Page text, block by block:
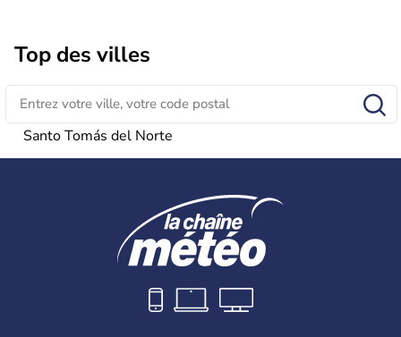
Top des villes
Santo Tomás del Norte